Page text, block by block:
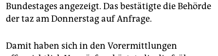
Bundestages angezeigt. Das bestätigte die Behörde
der taz am Donnerstag auf Anfrage.
Damit haben sich in den Vorermittlungen